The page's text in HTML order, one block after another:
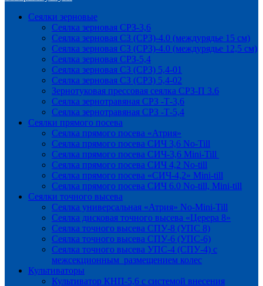
Сеялки зерновые
Сеялка зерновая СРЗ-3,6
Сеялка зерновая СЗ (СРЗ)-4.0 (междурядье 15 см)
Сеялка зерновая СЗ (СРЗ)-4.0 (междурядье 12,5 см)
Сеялка зерновая СРЗ-5,4
Сеялка зерновая СЗ (СРЗ) 5,4-01
Сеялка зерновая СЗ (СРЗ) 5,4-02
Зернотуковая прессовая сеялка СРЗ-П 3.6
Сеялка зернотравяная СРЗ -Т-3,6
Сеялка зернотравяная СРЗ -Т-5,4
Сеялки прямого посева
Сеялка прямого посева «Атрия»
Сеялка прямого посева СИЧ 3,6 No-Till
Сеялка прямого посева СИЧ-3,6 Mini-Till
Сеялка прямого посева СИЧ 4,2 No-till
Сеялка прямого посева «СИЧ-4,2» Mini-till
Сеялка прямого посева СИЧ 6.0 No-till, Mini-till
Сеялки точного высева
Сеялка универсальная «Атрия» No-Mini-Till
Сеялка дисковая точного высева «Церера 8»
Сеялка точного высева СПУ-8 (УПС 8)
Сеялка точного высева СПУ-6 (УПС-6)
Сеялка точного высева УПС-4 (СПУ-4) с
межсекционным размещением колес
Культиваторы
Культиватор КНП-5,6 с системой внесения